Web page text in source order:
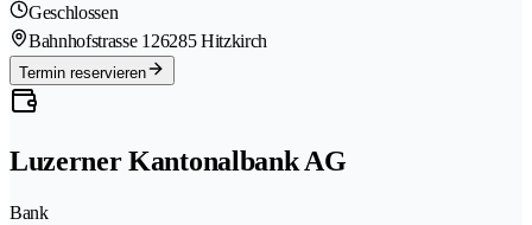
Geschlossen
Bahnhofstrasse 126285 Hitzkirch
Termin reservieren
Luzerner Kantonalbank AG
Bank